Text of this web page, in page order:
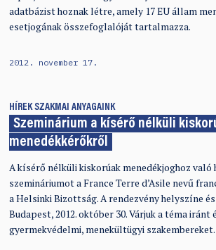
adatbázist hoznak létre, amely 17 EU állam
esetjogának összefoglalóját tartalmazza.
2012. november 17.
HÍREK SZAKMAI ANYAGAINK
Szeminárium a kísérő nélküli
menedékkérőkről
A kísérő nélküli kiskorúak menedékjoghoz
szemináriumot a France Terre d’Asile nevű
a Helsinki Bizottság. A rendezvény helyszíne
Budapest, 2012. október 30. Várjuk a téma iránt
gyermekvédelmi, menekültügyi szakembereket.